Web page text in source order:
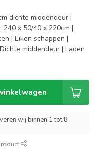
dichte middendeur |
x 50/40 x 220cm |
| Eiken schappen |
middendeur | Laden
wij binnen 1 tot 8